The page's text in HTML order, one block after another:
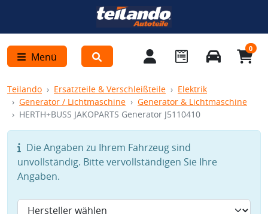
Menü
0
Teilando Ersatzteile & Verschleißteile
Elektrik
Generator / Lichtmaschine
Generator & Lichtmaschine
HERTH+BUSS JAKOPARTS Generator J5110410
Die Angaben zu Ihrem Fahrzeug sind
unvollständig. Bitte vervollständigen Sie Ihre
Angaben.